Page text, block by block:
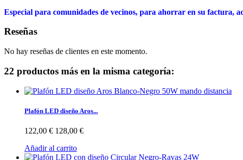
Especial para comunidades de vecinos, para ahorrar en su factura,
Reseñas
No hay reseñas de clientes en este momento.
22 productos más en la misma categoría:
Plafón LED diseño Aros...
122,00 € 128,00 €
Añadir al carrito